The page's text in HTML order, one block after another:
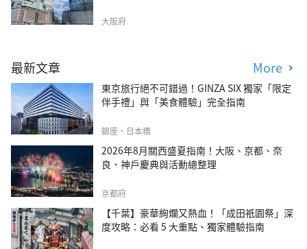
大阪府
最新文章 More
東京旅行絕不可錯過！GINZA SIX 獨家「限定
伴手禮」與「美食體驗」完全指南
銀座・日本橋
2026年8月關西盛夏指南！大阪、京都、奈
良、神戶慶典與活動總整理
京都府
【千葉】豪華絢爛又熱血！「成田祇園祭」深
度攻略：必看 5 大重點、獨家體驗指南